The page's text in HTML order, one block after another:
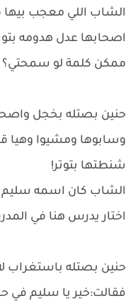
الشاب اللي معجب بيها
اصحابها عدل هدومه
ممكن كلمة لو سمحتي؟
حنين بصتله بخجل
وسابوها ومشيوا وهيا
شنطتها بتوتر!
الشاب كان اسمه
اختار يدرس هنا في
حنين بصتله باستغراب
فقالت:خير يا سليم في